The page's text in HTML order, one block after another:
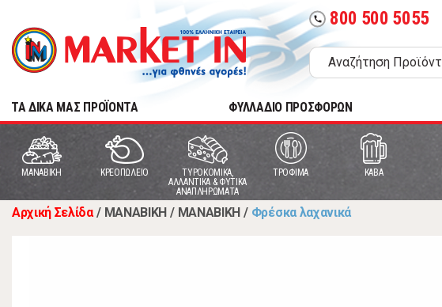
call 800 500 5055
TA ΔΙΚΑ ΜΑΣ ΠΡΟΪΟΝΤΑ ΦΥΛΛΑΔΙΟ ΠΡΟΣΦΟΡΩΝ
MANABIKH ΚΡΕΟΠΩΛΕΙΟ
ΤΥΡΟΚΟΜΙΚΑ,
ΑΛΛΑΝΤΙΚΑ & ΦΥΤΙΚΑ
ΑΝΑΠΛΗΡΩΜΑΤΑ
ΤΡΟΦΙΜΑ ΚΑΒΑ
Αρχική Σελίδα / MANABIKH / MANABIKH / Φρέσκα λαχανικά